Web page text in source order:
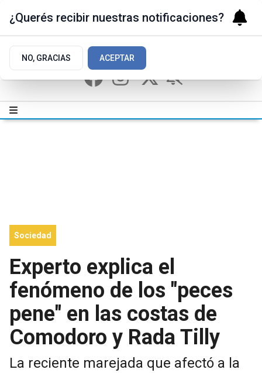
Sociedad
Experto explica el
fenómeno de los "peces
pene" en las costas de
Comodoro y Rada Tilly
La reciente marejada que afectó a la
¿Querés recibir nuestras notificaciones?
NO, GRACIAS ACEPTAR